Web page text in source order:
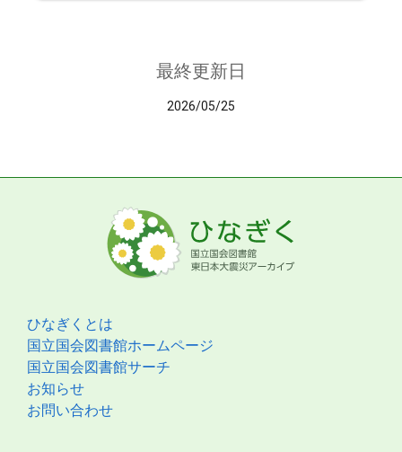
最終更新日
2026/05/25
ひなぎくとは
国立国会図書館ホームページ
国立国会図書館サーチ
お知らせ
お問い合わせ